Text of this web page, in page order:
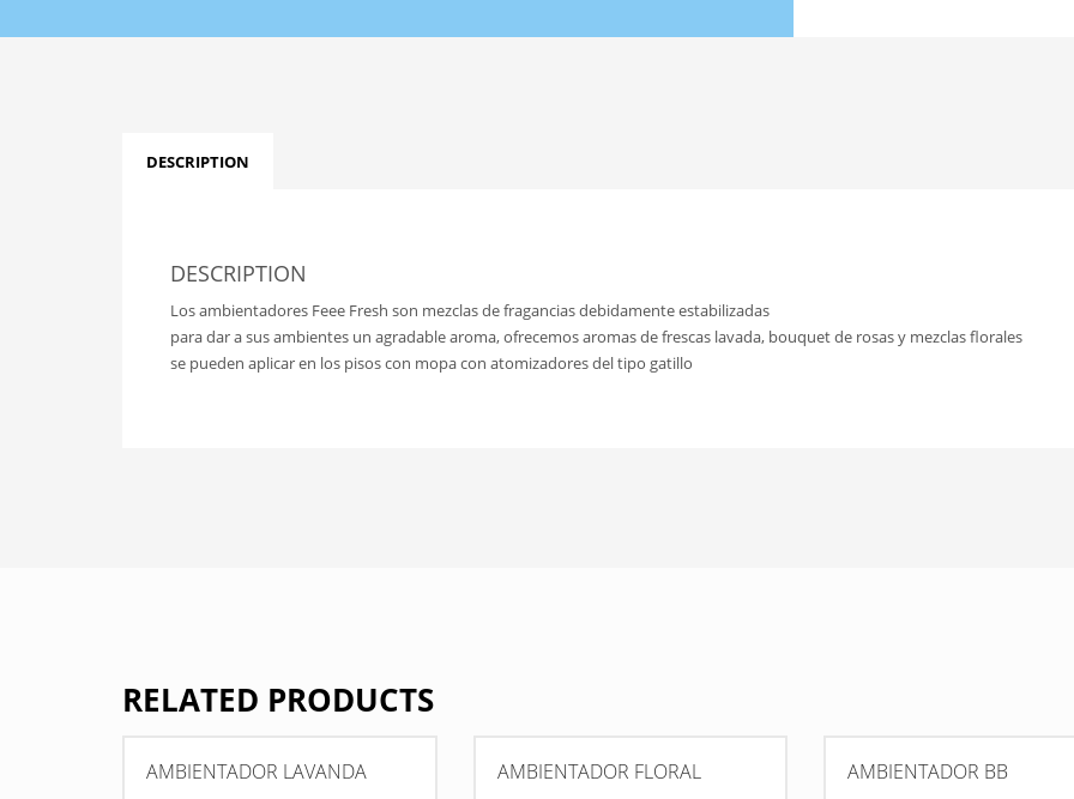
DESCRIPTION
DESCRIPTION
Los ambientadores Feee Fresh son mezclas de fragancias debidamente estabilizadas
para dar a sus ambientes un agradable aroma, ofrecemos aromas de frescas lavada, bouquet de rosas y mezclas florales
se pueden aplicar en los pisos con mopa con atomizadores del tipo gatillo
RELATED PRODUCTS
AMBIENTADOR LAVANDA AMBIENTADOR FLORAL AMBIENTADOR BB